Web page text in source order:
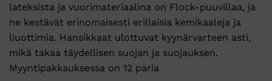
lateksista ja vuorimateriaalina on Flock-puuvillaa, ja
ne kestävät erinomaisesti erillaisia kemikaaleja ja
liuottimia. Hansikkaat ulottuvat kyynärvarteen asti,
mikä takaa täydellisen suojan ja suojauksen.
Myyntipakkauksessa on 12 paria